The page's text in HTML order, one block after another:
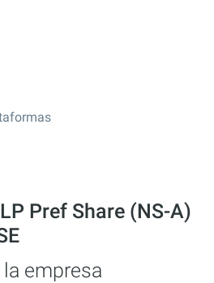
Pref Share (NS-A)
empresa